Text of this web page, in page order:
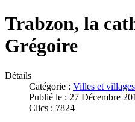
Trabzon, la
Grégoire
Détails
Catégorie : Villes et villages
Publié le : 27 Décembre
Clics : 7824